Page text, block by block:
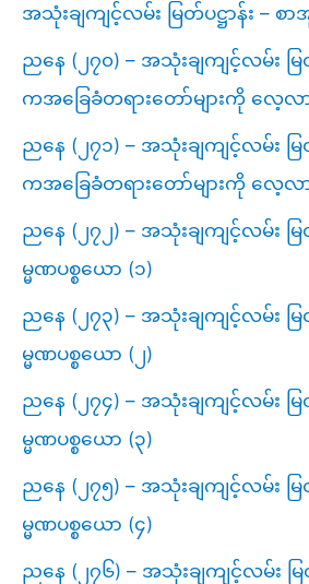
အသုံးချကျင့်လမ်း မြတ်ပဋ္ဌာန်း – စ
ညနေ (၂၇၀) – အသုံးချကျင့်လမ်း မြတ်
ကအခြေခံတရားတော်များကို လေ့လာ
ညနေ (၂၇၁) – အသုံးချကျင့်လမ်း မြတ်
ကအခြေခံတရားတော်များကို လေ့လာ
ညနေ (၂၇၂) – အသုံးချကျင့်လမ်း မြ
မ္မဏပစ္စယော (၁)
ညနေ (၂၇၃) – အသုံးချကျင့်လမ်း မြ
မ္မဏပစ္စယော (၂)
ညနေ (၂၇၄) – အသုံးချကျင့်လမ်း မြ
မ္မဏပစ္စယော (၃)
ညနေ (၂၇၅) – အသုံးချကျင့်လမ်း မြ
မ္မဏပစ္စယော (၄)
ညနေ (၂၇၆) – အသုံးချကျင့်လမ်း မြ